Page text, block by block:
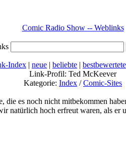
Comic Radio Show -- Weblinks
Index | neue | beliebte | bestbewertete
Link-Profil: Ted McKeever
Kategorie: Index /Comic-Sites
die es noch nicht mitbekommen
natürlich hoch erfreut waren, als er